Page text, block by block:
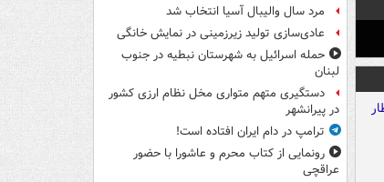
مرد سال والیبال آسیا انتخاب شد
عادی‌سازی تولید زیرزمینی در نمایش خانگی
حمله اسرائیل به شهرستان نبطیه در جنوب
لبنان
دستگیری متهم متواری مخل نظام ارزی کشور
در پیرانشهر
ترامپ در دام ایران افتاده است!
رونمایی از کتاب محرم و عاشورا با حضور
عراقچی